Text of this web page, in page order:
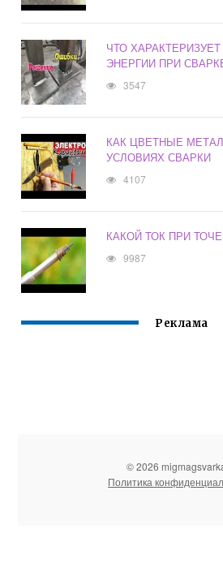
ЧТО
ЭНЕРГИИ ПРИ
3547
КАК ЦВЕТНЫЕ
УСЛОВИЯХ СВАРКИ
4107
КАКОЙ ТОК ПРИ
9987
Реклама
© 2026
Политика